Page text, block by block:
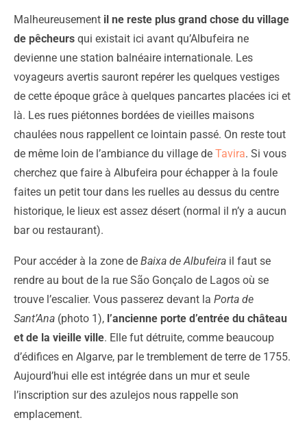
Malheureusement il ne reste plus grand chose du village
de pêcheurs qui existait ici avant qu’Albufeira ne
devienne une station balnéaire internationale. Les
voyageurs avertis sauront repérer les quelques vestiges
de cette époque grâce à quelques pancartes placées ici et
là. Les rues piétonnes bordées de vieilles maisons
chaulées nous rappellent ce lointain passé. On reste tout
de même loin de l’ambiance du village de Tavira. Si vous
cherchez que faire à Albufeira pour échapper à la foule
faites un petit tour dans les ruelles au dessus du centre
historique, le lieux est assez désert (normal il n’y a aucun
bar ou restaurant).
Pour accéder à la zone de Baixa de Albufeira il faut se
rendre au bout de la rue São Gonçalo de Lagos où se
trouve l’escalier. Vous passerez devant la Porta de
Sant’Ana (photo 1), l’ancienne porte d’entrée du château
et de la vieille ville. Elle fut détruite, comme beaucoup
d’édifices en Algarve, par le tremblement de terre de 1755.
Aujourd’hui elle est intégrée dans un mur et seule
l’inscription sur des azulejos nous rappelle son
emplacement.